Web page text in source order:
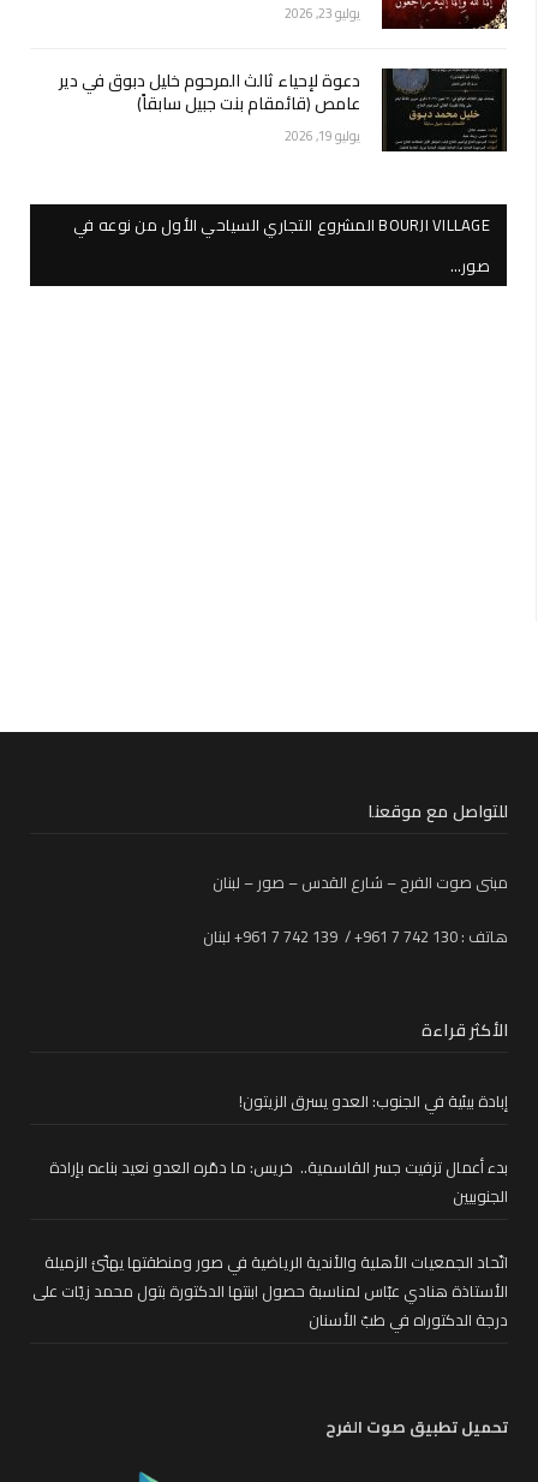
يوليو 23, 2026
دعوة لإحياء ثالث المرحوم خليل دبوق في دير
عامص (قائمقام بنت جبيل سابقاً)
يوليو 19, 2026
BOURJI VILLAGE المشروع التجاري السياحي الأول من نوعه في
صور…
للتواصل مع موقعنا
مبنى صوت الفرح – شارع القدس – صور – لبنان
هاتف : 130 742 7 961+ / 139 742 7 961+ لبنان
الأكثر قراءة
إبادة بيئية في الجنوب: العدو يسرق الزيتون!
بدء أعمال تزفيت جسر القاسمية.. خريس: ما دمّره العدو نعيد بناءه بإرادة
الجنوبيين
اتّحاد الجمعيات الأهلية والأندية الرياضية في صور ومنطقتها يهنّئ الزميلة
الأستاذة هنادي عبّاس لمناسبة حصول ابنتها الدكتورة بتول محمد زيّات على
درجة الدكتوراه في طبّ الأسنان
تحميل تطبيق صوت الفرح